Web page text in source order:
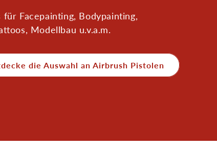
für Facepainting, Bodypainting,
Modellbau u.v.a.m.
die Auswahl an Airbrush Pistolen